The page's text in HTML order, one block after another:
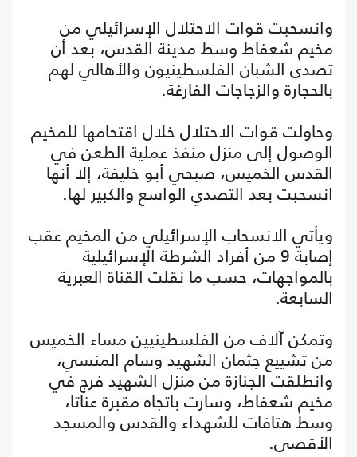
وانسحبت قوات الاحتلال الإسرائيلي من
مخيم شعفاط وسط مدينة القدس، بعد أن
تصدى الشبان الفلسطينيون والأهالي لهم
بالحجارة والزجاجات الفارغة.
وحاولت قوات الاحتلال خلال اقتحامها للمخيم
الوصول إلى منزل منفذ عملية الطعن في
القدس الخميس، صبحي أبو خليفة، إلا أنها
انسحبت بعد التصدي الواسع والكبير لها.
ويأتي الانسحاب الإسرائيلي من المخيم عقب
إصابة 9 من أفراد الشرطة الإسرائيلية
بالمواجهات، حسب ما نقلت القناة العبرية
السابعة.
وتمكن آلاف من الفلسطينيين مساء الخميس
من تشييع جثمان الشهيد وسام المنسي،
وانطلقت الجنازة من منزل الشهيد فرج في
مخيم شعفاط، وسارت باتجاه مقبرة عناتا،
وسط هتافات للشهداء والقدس والمسجد
الأقصى.